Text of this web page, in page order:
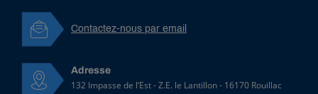
Contactez-nous par email
Adresse
132 Impasse de l’Est - Z.E. le Lantillon - 16170 Rouillac